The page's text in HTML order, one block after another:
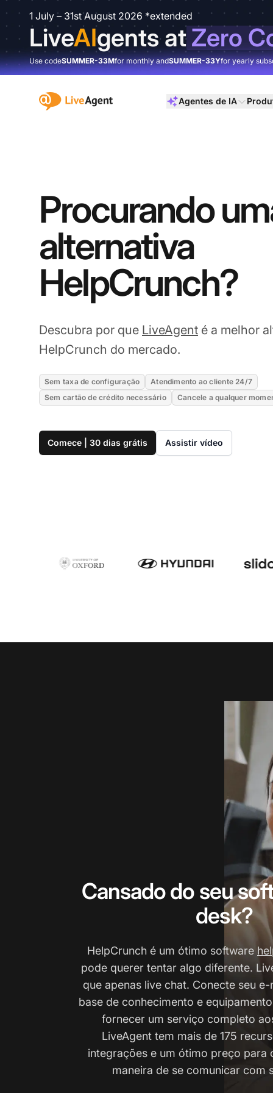
1 July – 31st August 2026 *extended
LiveAIgents atZero
Use codeSUMMER-33Mfor monthly andSUMMER-33Yfor yearly
:site.title Agentes de IA
Procurando
alternativa
HelpCrunch?
Descubra por que LiveAgent é a melhor
HelpCrunch do mercado.
Sem taxa de configuração
Atendimento ao cliente 24/7
Sem cartão de crédito necessário
Cancele a qualquer
Comece | 30 dias grátis Assistir vídeo
Cansado do seu
desk?
HelpCrunch é um ótimo software
pode querer tentar algo diferente.
que apenas live chat. Conecte seu
base de conhecimento e
fornecer um serviço completo
LiveAgent tem mais de 175
integrações e um ótimo preço para
maneira de se comunicar com